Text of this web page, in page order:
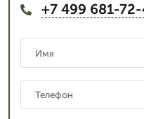
+7 499 681-